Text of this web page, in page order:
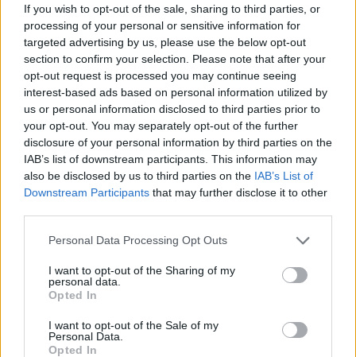
If you wish to opt-out of the sale, sharing to third parties, or
processing of your personal or sensitive information for
targeted advertising by us, please use the below opt-out
section to confirm your selection. Please note that after your
opt-out request is processed you may continue seeing
interest-based ads based on personal information utilized by
us or personal information disclosed to third parties prior to
your opt-out. You may separately opt-out of the further
disclosure of your personal information by third parties on the
IAB’s list of downstream participants. This information may
also be disclosed by us to third parties on the IAB’s List of
Downstream Participants that may further disclose it to other
Personal Data Processing Opt Outs
I want to opt-out of the Sharing of my
personal data.
Opted In
I want to opt-out of the Sale of my
Personal Data.
Opted In
il trasferimento sulla base di 35 milioni di euro fissi più 5
milioni di bonus. Nelle prossime ore, come riportato da Ruben
Uria, il giocatore arriverà a Madrid nelle prossime ore.
VAI ALLA VERSIONE CLASSICA